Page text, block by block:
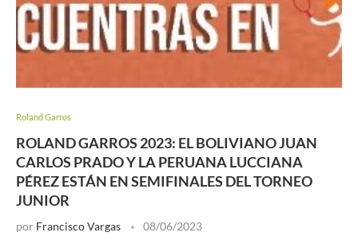
Roland Garros
ROLAND GARROS 2023: EL BOLIVIANO JUAN
CARLOS PRADO Y LA PERUANA LUCCIANA
PÉREZ ESTÁN EN SEMIFINALES DEL TORNEO
JUNIOR
por Francisco Vargas 08/06/2023